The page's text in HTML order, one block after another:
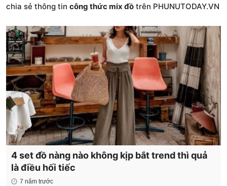
chia sẻ thông tin công thức mix đồ trên PHUNUTODAY.VN
4 set đồ nàng nào không kịp bắt trend thì quả
là điều hối tiếc
7 năm trước